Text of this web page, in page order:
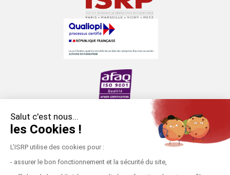
Salut c'est nous...
les Cookies !
L’ISRP utilise des cookies pour :
- assurer le bon fonctionnement et la sécurité du site,
Établissement d’enseignement supérieur privé (loi
du 12 juillet 1875).
Formation placée sous la double tutelle du
ministère de l’Enseignement supérieur, de la